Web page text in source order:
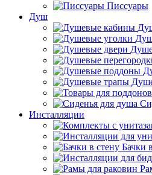
Писсуары
Душ
Инсталляции
Бачки